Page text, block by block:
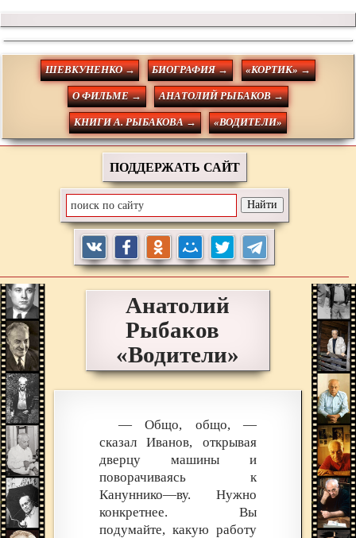
ШЕВКУНЕНКО → БИОГРАФИЯ → «КОРТИК» →
О ФИЛЬМЕ → АНАТОЛИЙ РЫБАКОВ →
КНИГИ А. РЫБАКОВА → «ВОДИТЕЛИ»
ПОДДЕРЖАТЬ САЙТ
Анатолий
Рыбаков
«Водители»
— Общо, общо, —
сказал Иванов, открывая
дверцу машины и
поворачиваясь к
Кануннико—ву. Нужно
конкретнее. Вы
подумайте, какую работу